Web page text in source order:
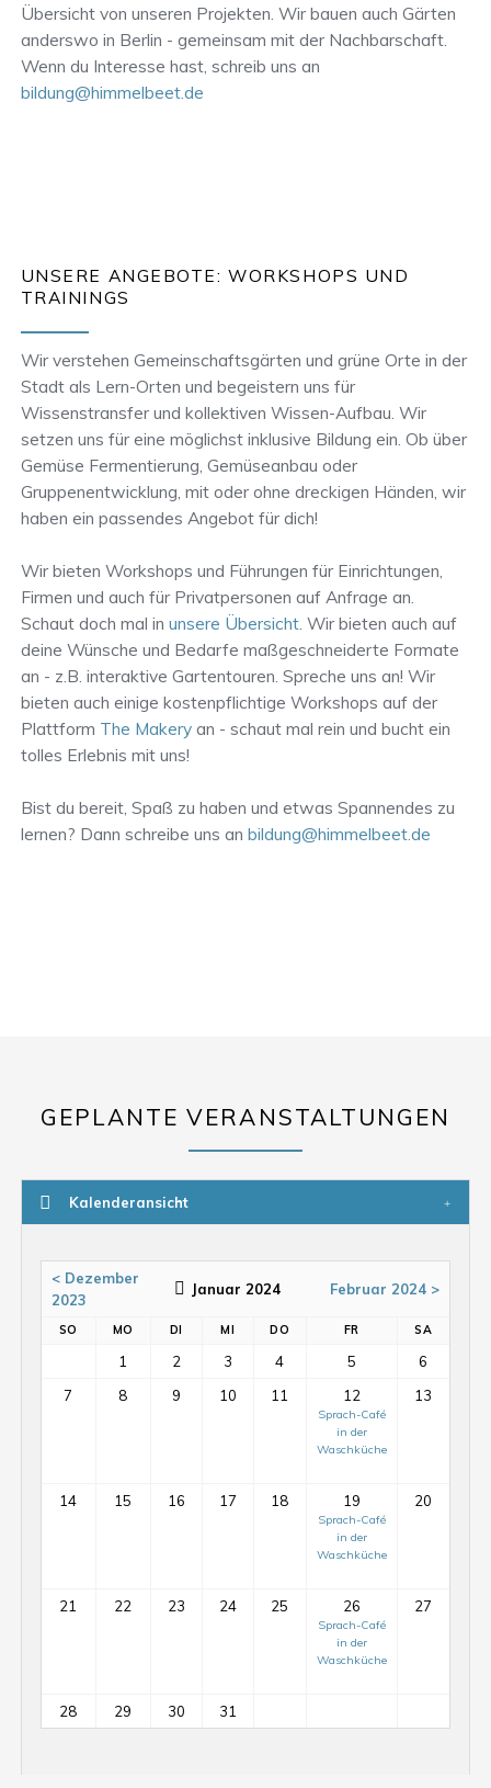
Übersicht von unseren Projekten. Wir bauen auch Gärten
anderswo in Berlin - gemeinsam mit der Nachbarschaft.
Wenn du Interesse hast, schreib uns an
bildung@himmelbeet.de
UNSERE ANGEBOTE: WORKSHOPS UND
TRAININGS
Wir verstehen Gemeinschaftsgärten und grüne Orte in der
Stadt als Lern-Orten und begeistern uns für
Wissenstransfer und kollektiven Wissen-Aufbau. Wir
setzen uns für eine möglichst inklusive Bildung ein. Ob über
Gemüse Fermentierung, Gemüseanbau oder
Gruppenentwicklung, mit oder ohne dreckigen Händen, wir
haben ein passendes Angebot für dich!
Wir bieten Workshops und Führungen für Einrichtungen,
Firmen und auch für Privatpersonen auf Anfrage an.
Schaut doch mal in unsere Übersicht. Wir bieten auch auf
deine Wünsche und Bedarfe maßgeschneiderte Formate
an - z.B. interaktive Gartentouren. Spreche uns an! Wir
bieten auch einige kostenpflichtige Workshops auf der
Plattform The Makeryan - schaut mal rein und bucht ein
tolles Erlebnis mit uns!
Bist du bereit, Spaß zu haben und etwas Spannendes zu
lernen? Dann schreibe uns an bildung@himmelbeet.de
GEPLANTE VERANSTALTUNGEN
Kalenderansicht
< Dezember
2023
Januar 2024 Februar 2024 >
SO MO DI MI DO FR SA
1 2 3 4 5
6
7
8 9 10 11 12
Sprach-Café
in der
Waschküche
13
14 15 16 17 18 19
Sprach-Café
in der
Waschküche
20
21 22 23 24 25 26
Sprach-Café
in der
Waschküche
27
28 29 30 31
Tag